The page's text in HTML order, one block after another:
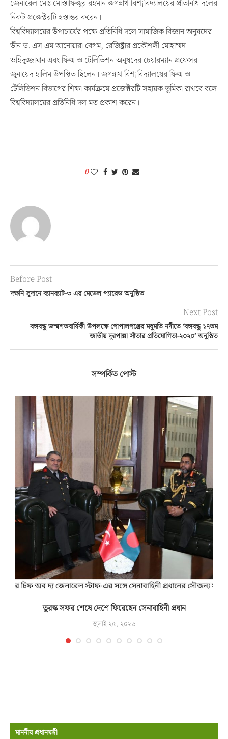
জেনারেল মোঃ মোস্তাফিজুর রহমান জগন্নাথ বিশ¡বিদ্যালয়ের প্রতিনিধি দলের
নিকট প্রজেক্টরটি হস্তান্তর করেন।
বিশ্ববিদ্যালয়ের উপাচার্যের পক্ষে প্রতিনিধি দলে সামাজিক বিজ্ঞান অনুষদের
ডীন ড. এস এম আনোয়ারা বেগম, রেজিষ্ট্রার প্রকৌশলী মোহাম্মদ
ওহিদুজ্জামান এবং ফিল্ম ও টেলিভিশন অনুষদের চেয়ারম্যান প্রফেসর
জুনায়েদ হালিম উপস্থিত ছিলেন। জগন্নাথ বিশ¡বিদ্যালয়ের ফিল্ম ও
টেলিভিশন বিভাগের শিক্ষা কার্যক্রমে প্রজেক্টরটি সহায়ক ভূমিকা রাখবে বলে
বিশ্ববিদ্যালয়ের প্রতিনিধি দল মত প্রকাশ করেন।
0
Before Post
দক্ষনি সুদানে ব্যানব্যাট-৩ এর মেডেল প্যারেড অনুষ্ঠিত
Next Post
বঙ্গবন্ধু জন্মশতবার্ষিকী উপলক্ষে গোপালগঞ্জের মধুমতি নদীতে ‘বঙ্গবন্ধু ১৭তম
জাতীয় দূরপাল্লা সাঁতার প্রতিযোগিতা-২০২০’ অনুষ্ঠিত
সম্পর্কিত পোস্ট
তুরস্ক সফর শেষে দেশে ফিরেছেন সেনাবাহিনী প্রধান
জুলাই ২৫, ২০২৬
মাননীয় প্রধানমন্রী